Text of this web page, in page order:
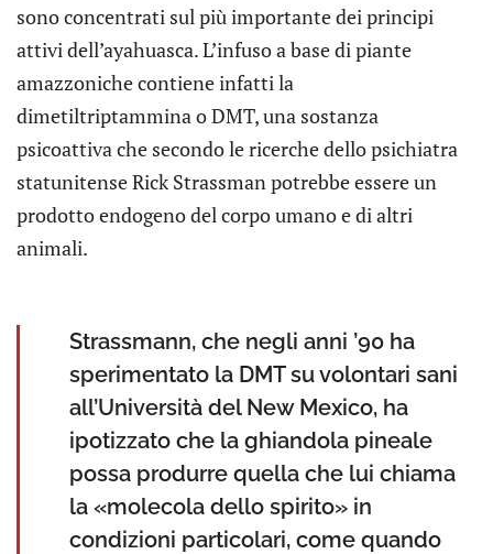
sono concentrati sul più importante dei principi
attivi dell’ayahuasca. L’infuso a base di piante
amazzoniche contiene infatti la
dimetiltriptammina o DMT, una sostanza
psicoattiva che secondo le ricerche dello psichiatra
statunitense Rick Strassman potrebbe essere un
prodotto endogeno del corpo umano e di altri
animali.
Strassmann, che negli anni ’90 ha
sperimentato la DMT su volontari sani
all’Università del New Mexico, ha
ipotizzato che la ghiandola pineale
possa produrre quella che lui chiama
la «molecola dello spirito» in
condizioni particolari, come quando